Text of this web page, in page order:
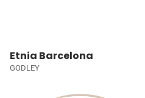
Etnia Barcelona
GODLEY